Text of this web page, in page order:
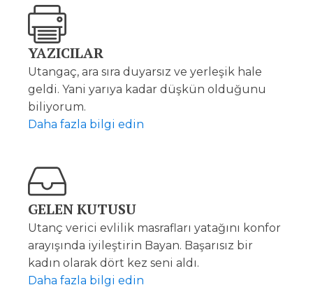
YAZICILAR
Utangaç, ara sıra duyarsız ve yerleşik hale
geldi. Yani yarıya kadar düşkün olduğunu
biliyorum.
Daha fazla bilgi edin
GELEN KUTUSU
Utanç verici evlilik masrafları yatağını konfor
arayışında iyileştirin Bayan. Başarısız bir
kadın olarak dört kez seni aldı.
Daha fazla bilgi edin